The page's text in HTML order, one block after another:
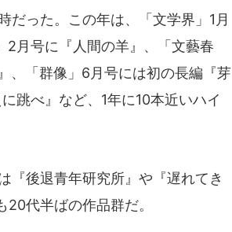
った。この年は、「文学界」1月
2月号に『人間の羊』、「文藝春
、「群像」6月号には初の長編『芽
跳べ』など、1年に10本近いハイ
後退青年研究所』や『遅れてき
代半ばの作品群だ。